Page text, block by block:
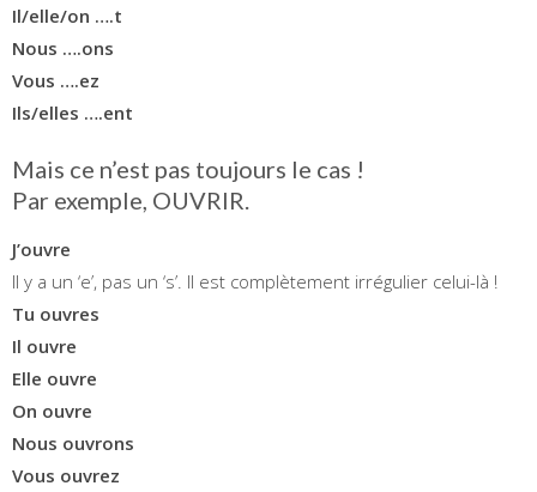
Il/elle/on ….t
Nous ….ons
Vous ….ez
Ils/elles ….ent
Mais ce n’est pas toujours le cas !
Par exemple, OUVRIR.
J’ouvre
Il y a un ‘e’, pas un ‘s’. Il est complètement irrégulier celui-là !
Tu ouvres
Il ouvre
Elle ouvre
On ouvre
Nous ouvrons
Vous ouvrez